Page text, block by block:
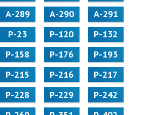
А-289 А-290
А-291
Р-23 Р-120
Р-132
Р-158 Р-176
Р-193
Р-215 Р-216
Р-217
Р-228 Р-229
Р-242